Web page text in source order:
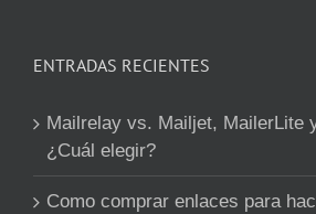
ENTRADAS RECIENTES
Mailrelay vs. Mailjet, MailerLite
¿Cuál elegir?
Como comprar enlaces para